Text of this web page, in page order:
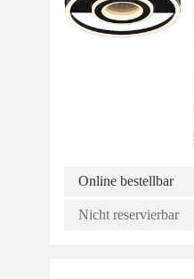
Online bestellbar
Nicht reservierbar